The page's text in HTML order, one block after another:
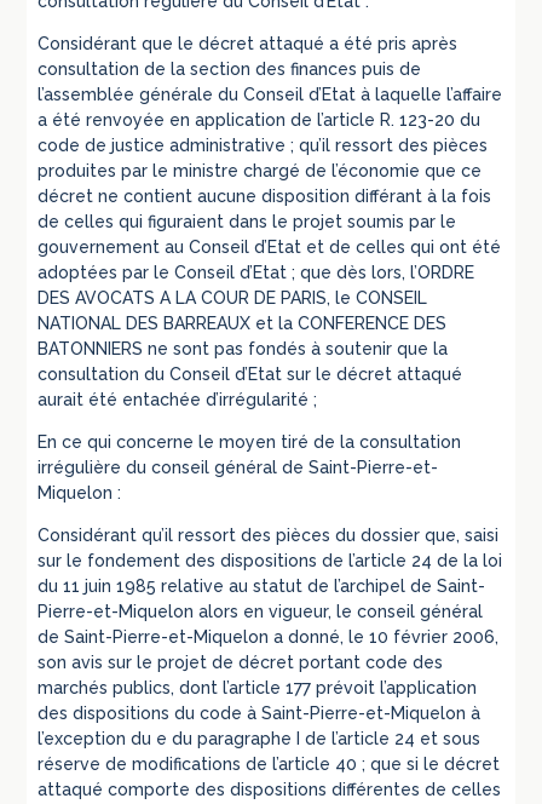
Considérant que le décret attaqué a été pris après
consultation de la section des finances puis de
l’assemblée générale du Conseil d’Etat à laquelle l’affaire
a été renvoyée en application de l’article R. 123-20 du
code de justice administrative ; qu’il ressort des pièces
produites par le ministre chargé de l’économie que ce
décret ne contient aucune disposition différant à la fois
de celles qui figuraient dans le projet soumis par le
gouvernement au Conseil d’Etat et de celles qui ont été
adoptées par le Conseil d’Etat ; que dès lors, l’ORDRE
DES AVOCATS A LA COUR DE PARIS, le CONSEIL
NATIONAL DES BARREAUX et la CONFERENCE DES
BATONNIERS ne sont pas fondés à soutenir que la
consultation du Conseil d’Etat sur le décret attaqué
aurait été entachée d’irrégularité ;
En ce qui concerne le moyen tiré de la consultation
irrégulière du conseil général de Saint-Pierre-et-
Miquelon :
Considérant qu’il ressort des pièces du dossier que, saisi
sur le fondement des dispositions de l’article 24 de la loi
du 11 juin 1985 relative au statut de l’archipel de Saint-
Pierre-et-Miquelon alors en vigueur, le conseil général
de Saint-Pierre-et-Miquelon a donné, le 10 février 2006,
son avis sur le projet de décret portant code des
marchés publics, dont l’article 177 prévoit l’application
des dispositions du code à Saint-Pierre-et-Miquelon à
l’exception du e du paragraphe I de l’article 24 et sous
réserve de modifications de l’article 40 ; que si le décret
attaqué comporte des dispositions différentes de celles